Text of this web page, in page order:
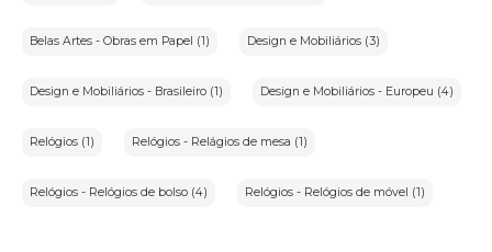
Belas Artes - Obras em Papel (1) Design e Mobiliários (3)
Design e Mobiliários - Brasileiro (1) Design e Mobiliários - Europeu (4)
Relógios (1) Relógios - Relágios de mesa (1)
Relógios - Relógios de bolso (4) Relógios - Relógios de móvel (1)